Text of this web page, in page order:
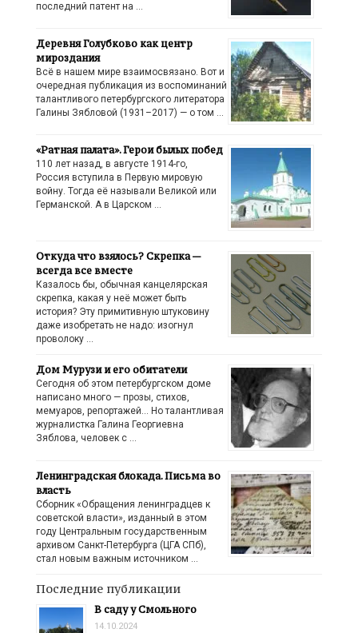
последний патент на …
Деревня Голубково как центр
мироздания
Всё в нашем мире взаимосвязано. Вот и
очередная публикация из воспоминаний
талантливого петербургского литератора
Галины Зябловой (1931–2017) — о том …
«Ратная палата». Герои былых побед
110 лет назад, в августе 1914-го,
Россия вступила в Первую мировую
войну. Тогда её называли Великой или
Германской. А в Царском …
Откуда что взялось? Скрепка —
всегда все вместе
Казалось бы, обычная канцелярская
скрепка, какая у неё может быть
история? Эту примитивную штуковину
даже изобретать не надо: изогнул
проволоку …
Дом Мурузи и его обитатели
Сегодня об этом петербургском доме
написано много — прозы, стихов,
мемуаров, репортажей… Но талантливая
журналистка Галина Георгиевна
Зяблова, человек с …
Ленинградская блокада. Письма во
власть
Сборник «Обращения ленинградцев к
советской власти», изданный в этом
году Центральным государственным
архивом Санкт-Петербурга (ЦГА СПб),
стал новым важным источником …
Последние публикации
В саду у Смольного
14.10.2024